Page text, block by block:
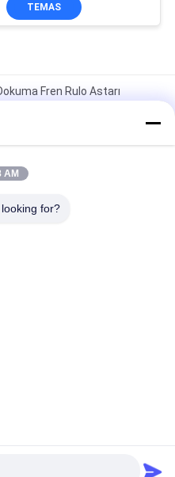
TEMAS
Fren Rulo Astarı
Astarlı Bakır Pirinçli
Malzemesi ISO9001
AM
for?